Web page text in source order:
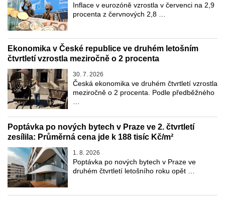
Inflace v eurozóně vzrostla v červenci na 2,9
procenta z červnových 2,8 …
Ekonomika v České republice ve druhém letošním
čtvrtletí vzrostla meziročně o 2 procenta
30. 7. 2026
Česká ekonomika ve druhém čtvrtletí vzrostla
meziročně o 2 procenta. Podle předběžného
Poptávka po nových bytech v Praze ve 2. čtvrtletí
zesílila: Průměrná cena jde k 188 tisíc Kč/m²
1. 8. 2026
Poptávka po nových bytech v Praze ve
druhém čtvrtletí letošního roku opět …